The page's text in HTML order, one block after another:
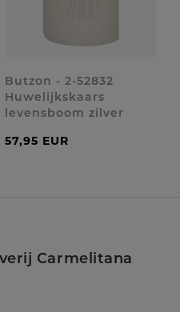
Butzon - 2-52832
Huwelijkskaars
levensboom zilver
57,95 EUR
Carmelitana